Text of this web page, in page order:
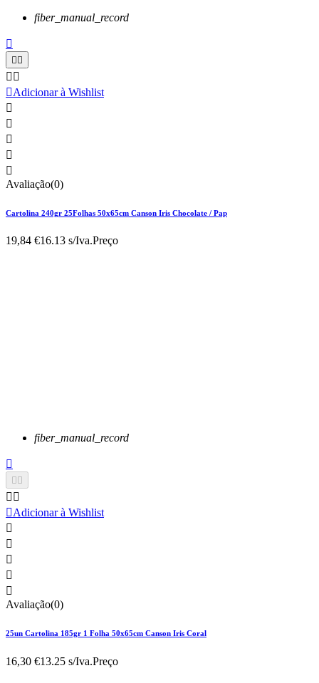
fiber_manual_record


 
Adicionar à Wishlist





Avaliação(0)
Cartolina 240gr 25Folhas 50x65cm Canson Iris Chocolate / Pap
19,84 €16.13 s/Iva.Preço
fiber_manual_record

 
 
Adicionar à Wishlist





Avaliação(0)
25un Cartolina 185gr 1 Folha 50x65cm Canson Iris Coral
16,30 €13.25 s/Iva.Preço